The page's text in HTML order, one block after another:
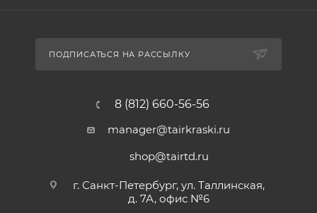
ПОДПИСАТЬСЯ НА РАССЫЛКУ
8 (812) 660-56-56
manager@tairkraski.ru
shop@tairtd.ru
г. Санкт-Петербург, ул. Таллинская,
д. 7А, офис №6